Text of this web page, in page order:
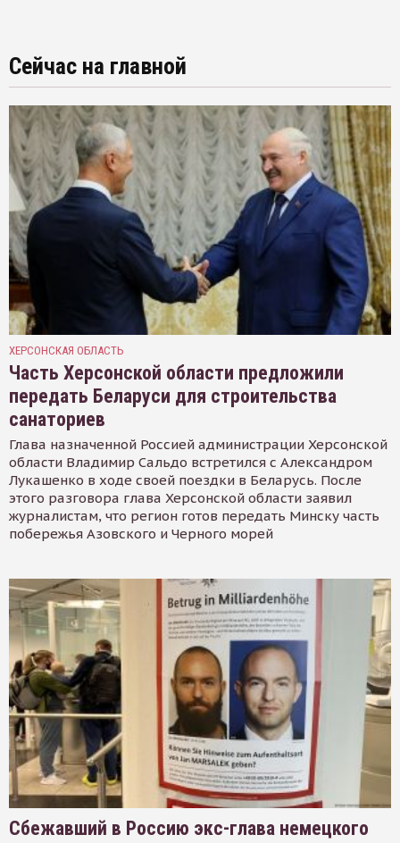
Сейчас на главной
ХЕРСОНСКАЯ ОБЛАСТЬ
Часть Херсонской области предложили
передать Беларуси для строительства
санаториев
Глава назначенной Россией администрации Херсонской
области Владимир Сальдо встретился с Александром
Лукашенко в ходе своей поездки в Беларусь. После
этого разговора глава Херсонской области заявил
журналистам, что регион готов передать Минску часть
побережья Азовского и Черного морей
Сбежавший в Россию экс-глава немецкого